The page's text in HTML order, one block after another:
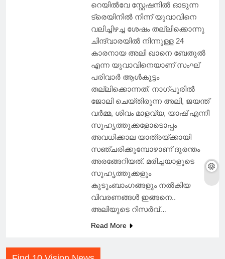
റെയിൽവേ സ്റ്റേഷനിൽ ഓടുന്ന
ട്രെയിനിൽ നിന്ന് യുവാവിനെ
വലിച്ചിഴച്ച ശേഷം തല്ലിക്കൊന്നു
ചിന്ദ്വാരയിൽ നിന്നുള്ള 24
കാരനായ അലി ഖാനെ ബേതുൽ
എന്ന യുവാവിനെയാണ് സംഘ്
പരിവാർ ആൾകൂട്ടം
തല്ലിക്കൊന്നത്. നാഗ്പൂരിൽ
ജോലി ചെയ്തിരുന്ന അലി, ജയന്ത്
വർമ്മ, ശിവം മാളവ്യ, യാഷ് എന്നീ
സുഹൃത്തുക്കളോടൊപ്പം
അവധിക്കാല യാത്രയ്ക്കായി
സഞ്ചരിക്കുമ്പോഴാണ് ദുരന്തം
അരങ്ങേറിയത്. മരിച്ചയാളുടെ
സുഹൃത്തുക്കളും
കുടുംബാംഗങ്ങളും നൽകിയ
വിവരണങ്ങൾ ഇങ്ങനെ..
അലിയുടെ റിസർവ്…
Read More